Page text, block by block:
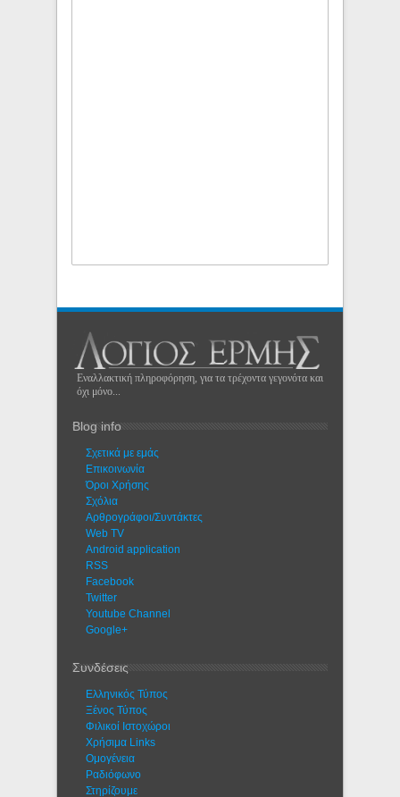
Εναλλακτική πληροφόρηση, για τα τρέχοντα γεγονότα και
όχι μόνο...
Blog info
Σχετικά με εμάς
Eπικοινωνία
Όροι Χρήσης
Σχόλια
Αρθρογράφοι/Συντάκτες
Web TV
Android application
RSS
Facebook
Twitter
Youtube Channel
Google+
Συνδέσεις
Ελληνικός Τύπος
Ξένος Τύπος
Φιλικοί Ιστοχώροι
Χρήσιμα Links
Ομογένεια
Ραδιόφωνο
Στηρίζουμε